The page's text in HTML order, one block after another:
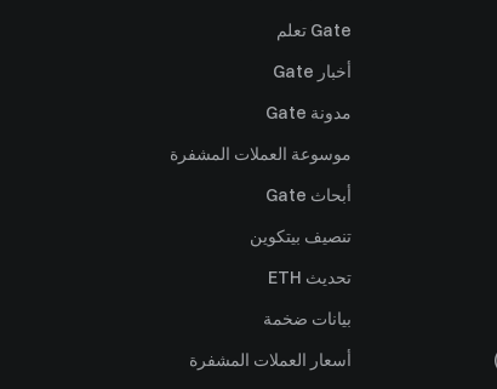
Gate تعلم
أخبار Gate
مدونة Gate
موسوعة العملات المشفرة
أبحاث Gate
تنصيف بيتكوين
تحديث ETH
بيانات ضخمة
أسعار العملات المشفرة